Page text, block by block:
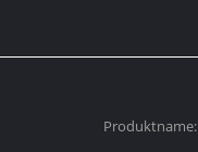
Produktname: